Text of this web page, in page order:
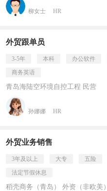
柳女士 HR
外贸跟单员
3-5年 本科 办公软件
商务英语
青岛海陆空环境自控工程 民营
孙娜娜 HR
外贸业务销售
3年及以上 大专 五险
法定节假休息
稻壳商务（青岛） 外资（非欧美）